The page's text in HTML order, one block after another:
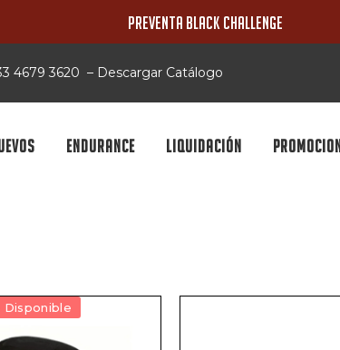
PREVENTA BLACK CHALLENGE
4679 3620 – Descargar Catálogo
ENDURANCE LIQUIDACIÓN
Disponible